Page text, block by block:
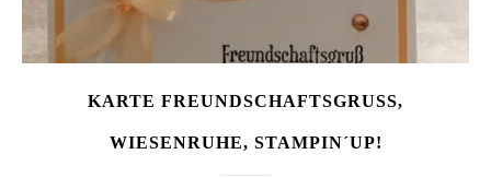
KARTE FREUNDSCHAFTSGRUSS, W
IESENRUHE, STAMPIN´UP!